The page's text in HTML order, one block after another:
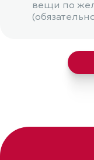
вещи по